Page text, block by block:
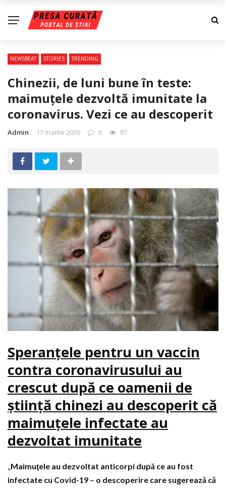
NEWSBEAT STORIES TRENDING
Chinezii, de luni bune în teste:
maimuţele dezvoltă imunitate la
coronavirus. Vezi ce au descoperit
Admin 17 martie 2020 0 97
Speranțele pentru un vaccin
contra coronavirusului au
crescut după ce oamenii de
știință chinezi au descoperit că
maimuțele infectate au
dezvoltat imunitate
„Maimuţele au dezvoltat anticorpi după ce au fost
infectate cu Covid-19 – o descoperire care sugerează că